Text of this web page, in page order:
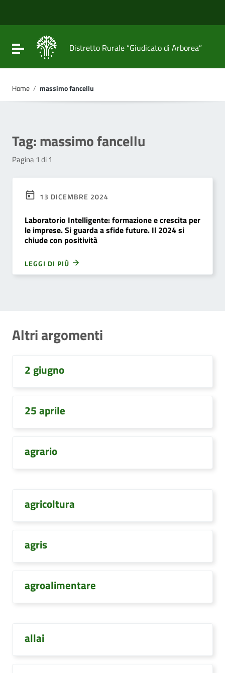
Vai al footer
Attiva / disattiva la navigazione
Distretto Rurale “Giudicato di Arborea”
Home / massimo fancellu
Tag:massimo fancellu
Pagina 1 di 1
13 DICEMBRE 2024
Laboratorio Intelligente: formazione e crescita per
le imprese. Si guarda a sfide future. Il 2024 si
chiude con positività
LEGGI DI PIÙ
Altri argomenti
2 giugno
25 aprile
agrario
agricoltura
agris
agroalimentare
allai